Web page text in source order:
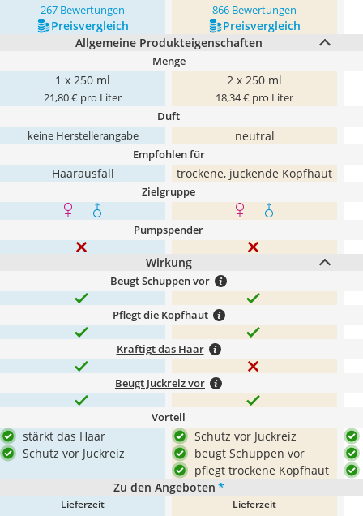
267 Bewertungen 866 Bewertungen
Preis­vergleich
Preis­vergleich
Allgemeine Produkteigenschaften
Menge
1 x 250 ml
21,80 € pro Liter
2 x 250 ml
18,34 € pro Liter
Duft
keine Herstellerangabe neutral
Empfohlen für
Haarausfall trockene, juckende Kopfhaut
Zielgruppe
Pumpspender
Wirkung
Beugt Schuppen vor
Pflegt die Kopfhaut
Kräftigt das Haar
Beugt Juckreiz vor
Vorteil
stärkt das Haar
Schutz vor Juckreiz
Schutz vor Juckreiz
beugt Schuppen vor
pflegt trockene Kopfhaut
Zu den Angeboten *
Lieferzeit Lieferzeit